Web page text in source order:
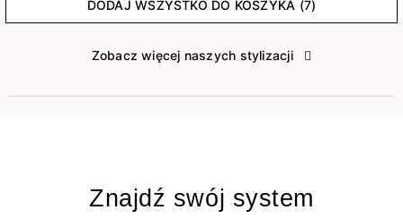
DODAJ WSZYSTKO DO KOSZYKA (7)
Zobacz więcej naszych stylizacji
Znajdź swój system